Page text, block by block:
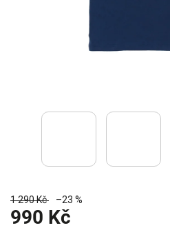
1 290 Kč –23 %
990 Kč